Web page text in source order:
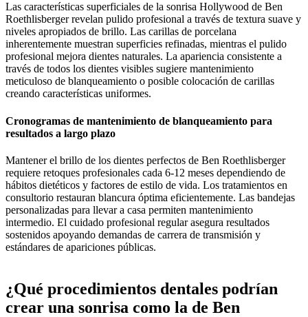
Las características superficiales de la sonrisa Hollywood de Ben
Roethlisberger revelan pulido profesional a través de textura suave y
niveles apropiados de brillo. Las carillas de porcelana
inherentemente muestran superficies refinadas, mientras el pulido
profesional mejora dientes naturales. La apariencia consistente a
través de todos los dientes visibles sugiere mantenimiento
meticuloso de blanqueamiento o posible colocación de carillas
creando características uniformes.
Cronogramas de mantenimiento de blanqueamiento para
resultados a largo plazo
Mantener el brillo de los dientes perfectos de Ben Roethlisberger
requiere retoques profesionales cada 6-12 meses dependiendo de
hábitos dietéticos y factores de estilo de vida. Los tratamientos en
consultorio restauran blancura óptima eficientemente. Las bandejas
personalizadas para llevar a casa permiten mantenimiento
intermedio. El cuidado profesional regular asegura resultados
sostenidos apoyando demandas de carrera de transmisión y
estándares de apariciones públicas.
¿Qué procedimientos dentales podrían
crear una sonrisa como la de Ben